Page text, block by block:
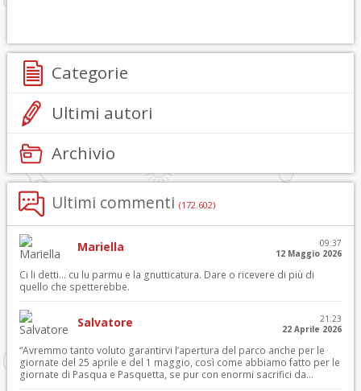
Categorie
Ultimi autori
Archivio
Ultimi commenti (172.602)
Mariella
09:37
12 Maggio 2026
Ci li detti… cu lu parmu e la gnutticatura. Dare o ricevere di più di
quello che spetterebbe.
Salvatore
21:23
22 Aprile 2026
“Avremmo tanto voluto garantirvi l’apertura del parco anche per le
giornate del 25 aprile e del 1 maggio, così come abbiamo fatto per le
giornate di Pasqua e Pasquetta, se pur con enormi sacrifici da...